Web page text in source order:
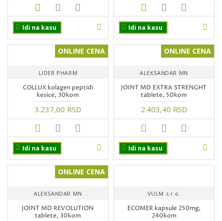
Idi na kasu Idi na kasu
ONLINE CENA
LIDER PHARM
COLLUX kolagen peptidi
kesice, 30kom
3.237,00 RSD
Idi na kasu
ONLINE CENA
ALEKSANDAR MN
JOINT MD EXTRA STRENGHT
tablete, 50kom
2.403,40 RSD
Idi na kasu
ONLINE CENA
ALEKSANDAR MN
JOINT MD REVOLUTION
tablete, 30kom
VULM s.r.o.
ECOMER kapsule 250mg,
240kom